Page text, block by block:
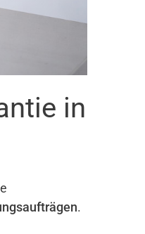
in
.